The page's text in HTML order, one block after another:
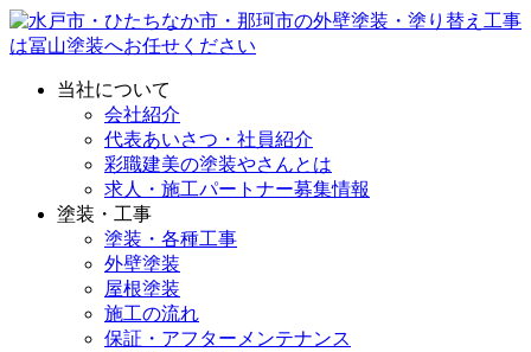
当社について
会社紹介
代表あいさつ・社員紹介
彩職建美の塗装やさんとは
求人・施工パートナー募集情報
塗装・工事
塗装・各種工事
外壁塗装
屋根塗装
施工の流れ
保証・アフターメンテナンス